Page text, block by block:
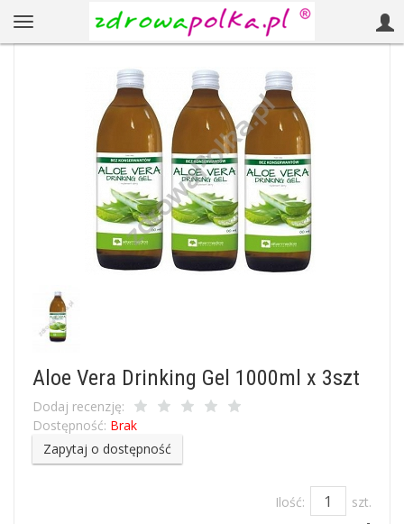
Aloe Vera Drinking Gel 1000ml x 3szt
Dodaj recenzję:
Dostępność: Brak
Zapytaj o dostępność
Ilość: szt.